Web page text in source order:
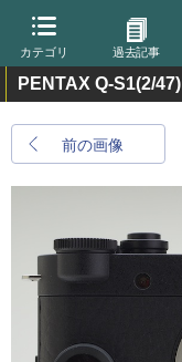
カテゴリ 過去記事
PENTAX Q-S1(2/47)
前の画像